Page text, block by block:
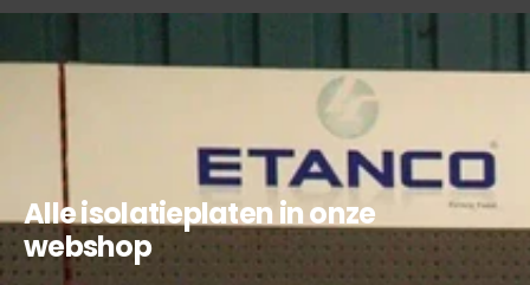
eventueel de kruipruimte. Daarnaast dient u te
bepalen welke isolatiewaarde (Rd-waarde) u wilt
behalen. Bij vloerisolatie is een minimale Rd-
waarde van 3,3 m2K/W vereist om in aanmerking
te komen voor
Glaswol platen van
120mm
behaalt u een Rd-waarde van 3,4 m2K/W.
Alle isolatieplaten in onze
webshop